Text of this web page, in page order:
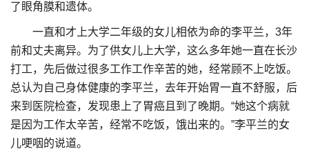
了眼角膜和遗体。
一直和才上大学二年级的女儿相依为命的李平兰，3年
前和丈夫离异。为了供女儿上大学，这么多年她一直在长沙
打工，先后做过很多工作工作辛苦的她，经常顾不上吃饭。
总认为自己身体健康的李平兰，去年开始胃一直不舒服，后
来到医院检查，发现患上了胃癌且到了晚期。“她这个病就
是因为工作太辛苦，经常不吃饭，饿出来的。”李平兰的女
儿哽咽的说道。